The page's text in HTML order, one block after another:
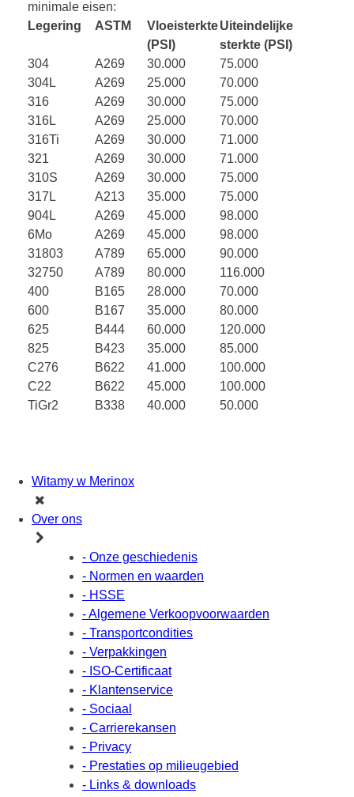
minimale eisen:
Legering
ASTM
Vloeisterkte
(PSI)
Uiteindelijke
sterkte (PSI)
304
A269 30.000
75.000
304L
A269 25.000
70.000
316
A269 30.000
75.000
316L
A269 25.000
70.000
316Ti
A269 30.000
71.000
321
A269 30.000
71.000
310S
A269 30.000
75.000
317L
A213 35.000
75.000
904L
A269 45.000
98.000
6Mo
A269 45.000
98.000
31803
A789 65.000
90.000
32750
A789 80.000
116.000
400
B165 28.000
70.000
600
B167 35.000
80.000
625
B444 60.000
120.000
825
B423 35.000
85.000
C276
B622 41.000
100.000
C22
B622 45.000
100.000
TiGr2
B338 40.000 50.000
Witamy w Merinox
Over ons
- Onze geschiedenis
- Normen en waarden
- HSSE
- Algemene Verkoopvoorwaarden
- Transportcondities
- Verpakkingen
- ISO-Certificaat
- Klantenservice
- Sociaal
- Carrierekansen
- Privacy
- Prestaties op milieugebied
- Links & downloads